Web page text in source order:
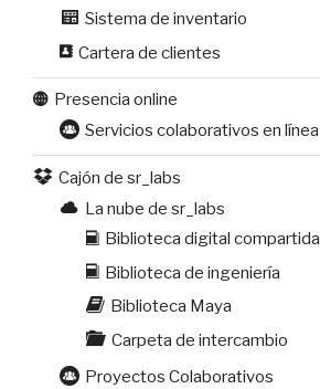
Sistema de inventario
Cartera de clientes
Presencia online
Servicios colaborativos en línea
Cajón de sr_labs
La nube de sr_labs
Biblioteca digital compartida
Biblioteca de ingeniería
Biblioteca Maya
Carpeta de intercambio
Proyectos Colaborativos